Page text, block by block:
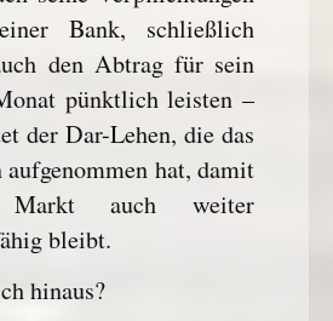
Bank, schließlich
den Abtrag für sein
pünktlich leisten –
der Dar-Lehen, die das
aufgenommen hat, damit
auch weiter
bleibt.
hinaus?